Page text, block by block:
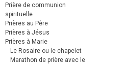
Prière de communion
spirituelle
Prières au Père
Prières à Jésus
Prières à Marie
Le Rosaire ou le chapelet
Marathon de prière avec le